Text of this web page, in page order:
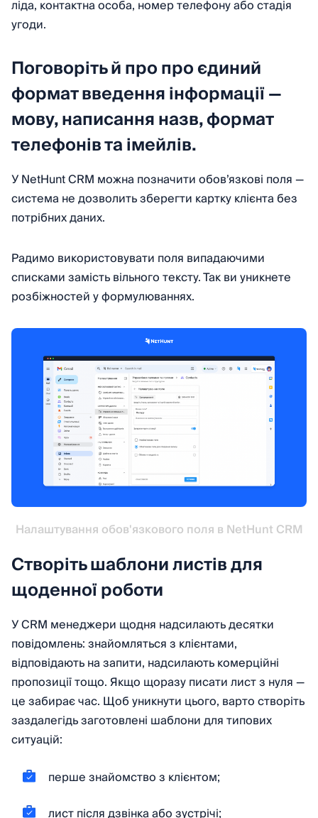
ліда, контактна особа, номер телефону або стадія
угоди.
Поговоріть й про про єдиний
формат введення інформації —
мову, написання назв, формат
телефонів та імейлів.
У NetHunt CRM можна позначити обов’язкові поля —
система не дозволить зберегти картку клієнта без
потрібних даних.
Радимо використовувати поля випадаючими
списками замість вільного тексту. Так ви уникнете
розбіжностей у формулюваннях.
Налаштування обов'язкового поля в NetHunt CRM
Створіть шаблони листів для
щоденної роботи
У CRM менеджери щодня надсилають десятки
повідомлень: знайомляться з клієнтами,
відповідають на запити, надсилають комерційні
пропозиції тощо. Якщо щоразу писати лист з нуля —
це забирає час. Щоб уникнути цього, варто створіть
заздалегідь заготовлені шаблони для типових
ситуацій:
перше знайомство з клієнтом;
лист після дзвінка або зустрічі;